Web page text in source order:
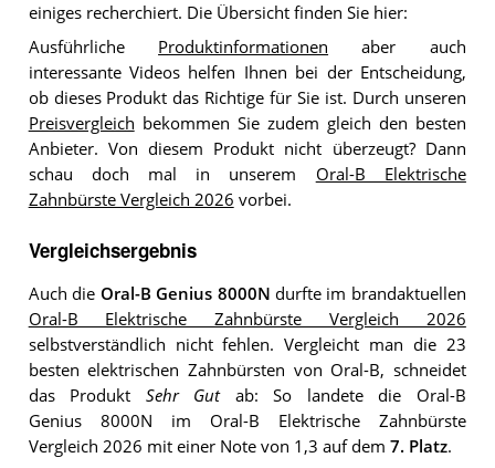
einiges recherchiert. Die Übersicht finden Sie hier:
Ausführliche Produktinformationen aber auch
interessante Videos helfen Ihnen bei der Entscheidung,
ob dieses Produkt das Richtige für Sie ist. Durch unseren
Preisvergleich bekommen Sie zudem gleich den besten
Anbieter. Von diesem Produkt nicht überzeugt? Dann
schau doch mal in unserem Oral-B Elektrische
Zahnbürste Vergleich 2026 vorbei.
Vergleichsergebnis
Auch die Oral-B Genius 8000N durfte im brandaktuellen
Oral-B Elektrische Zahnbürste Vergleich 2026
selbstverständlich nicht fehlen. Vergleicht man die 23
besten elektrischen Zahnbürsten von Oral-B, schneidet
das Produkt Sehr Gutab: So landete die Oral-B
Genius 8000N im Oral-B Elektrische Zahnbürste
Vergleich 2026 mit einer Note von 1,3 auf dem 7. Platz.